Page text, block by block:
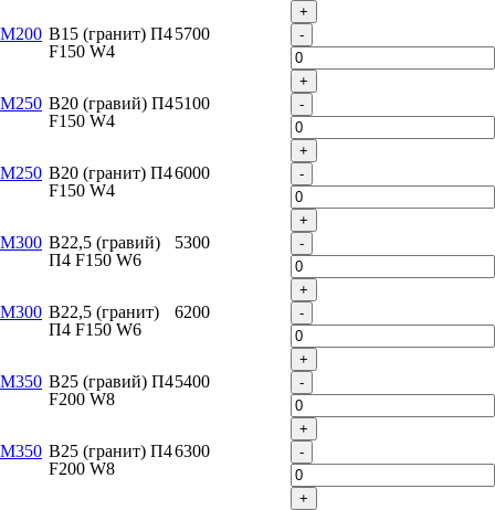
+
М200 B15 (гранит) П4
F150 W4
5700 -
+
М250 B20 (гравий) П4
F150 W4
5100 -
+
М250 B20 (гранит) П4
F150 W4
6000 -
+
М300 B22,5 (гравий)
П4 F150 W6
5300 -
+
М300 B22,5 (гранит)
П4 F150 W6
6200 -
+
М350 B25 (гравий) П4
F200 W8
5400 -
+
М350 B25 (гранит) П4
F200 W8
6300 -
+